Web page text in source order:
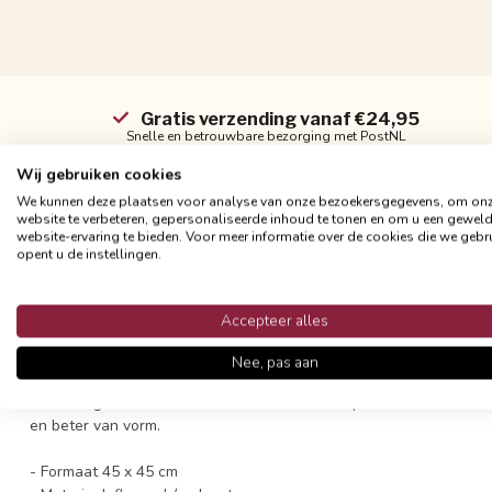
Gratis verzending vanaf €24,95
Snelle en betrouwbare bezorging met PostNL
Een prachtige velvet sierkussen met schelpen patroon,
interieur helemaal af.
Dit sierkussen is gemaakt van velvet stof met een ingeweven
en beter van vorm.
- Formaat 45 x 45 cm
Wij gebruiken cookies
We kunnen deze plaatsen voor analyse van onze bezoekersgegevens, om
website te verbeteren, gepersonaliseerde inhoud te tonen en om u een
website-ervaring te bieden. Voor meer informatie over de cookies die we
opent u de instellingen.
Accepteer alles
Nee, pas aan